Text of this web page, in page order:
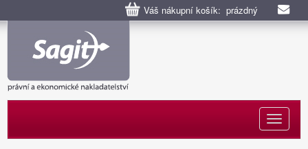
Váš nákupní košík: prázdný